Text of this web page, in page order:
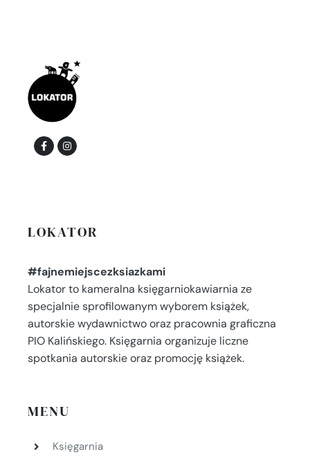
LOKATOR
#fajnemiejscezksiazkami
Lokator to kameralna księgarniokawiarnia ze
specjalnie sprofilowanym wyborem książek,
autorskie wydawnictwo oraz pracownia graficzna
PIO Kalińskiego. Księgarnia organizuje liczne
spotkania autorskie oraz promocję książek.
MENU
Księgarnia